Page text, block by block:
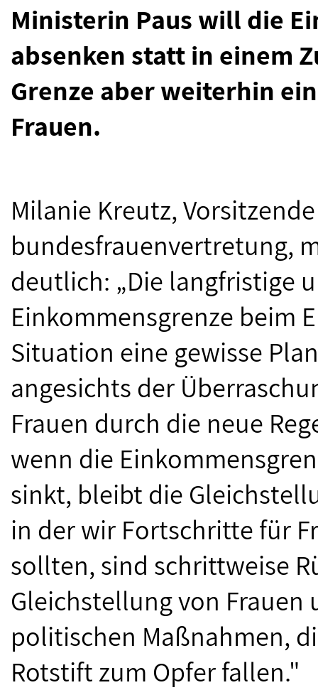
Ministerin Paus will die
absenken statt in einem
Grenze aber weiterhin
Frauen.
Milanie Kreutz,
bundesfrauenvertretung,
deutlich: „Die langfristige
Einkommensgrenze beim
Situation eine gewisse
angesichts der
Frauen durch die neue
wenn die
sinkt, bleibt die
in der wir Fortschritte für
sollten, sind schrittweise
Gleichstellung von
politischen Maßnahmen,
Rotstift zum Opfer fallen."